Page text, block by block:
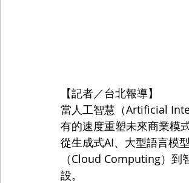
【記者／台北報導】
當人工智慧（Artificial
有的速度重塑未來商業模式
從生成式AI、大型語言模
（Cloud Computing）到
設。